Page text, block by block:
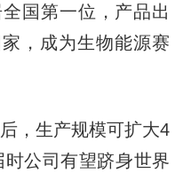
国第一位，产品出
，成为生物能源赛
，生产规模可扩大4
公司有望跻身世界